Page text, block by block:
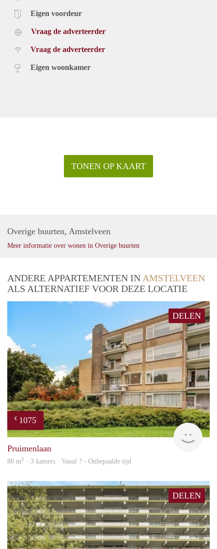
Eigen voordeur
Vraag de adverteerder
Vraag de adverteerder
Eigen woonkamer
TONEN OP KAART
Overige buurten, Amstelveen
Meer informatie over wonen in Overige buurten
ANDERE APPARTEMENTEN IN AMSTELVEEN
ALS ALTERNATIEF VOOR DEZE LOCATIE
DELEN
€ 1075
Pruimenlaan
80 m2 · 3 kamers · Vanaf ? - Onbepaalde tijd
DELEN